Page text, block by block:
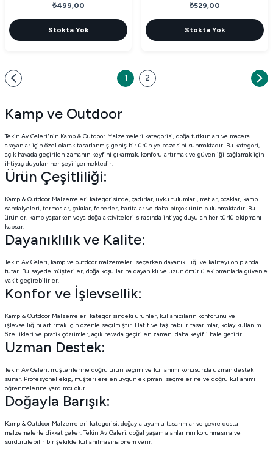
₺499,00
Stokta Yok
₺529,00
Stokta Yok
1 2
Kamp ve Outdoor
Tekin Av Galeri'nin Kamp & Outdoor Malzemeleri kategorisi, doğa tutkunları ve macera
arayanlar için özel olarak tasarlanmış geniş bir ürün yelpazesini sunmaktadır. Bu kategori,
açık havada geçirilen zamanın keyfini çıkarmak, konforu artırmak ve güvenliği sağlamak için
ihtiyaç duyulan her şeyi içermektedir.
Ürün Çeşitliliği:
Kamp & Outdoor Malzemeleri kategorisinde, çadırlar, uyku tulumları, matlar, ocaklar, kamp
sandalyeleri, termoslar, çakılar, fenerler, haritalar ve daha birçok ürün bulunmaktadır. Bu
ürünler, kamp yaparken veya doğa aktiviteleri sırasında ihtiyaç duyulan her türlü ekipmanı
kapsar.
Dayanıklılık ve Kalite:
Tekin Av Galeri, kamp ve outdoor malzemeleri seçerken dayanıklılığı ve kaliteyi ön planda
tutar. Bu sayede müşteriler, doğa koşullarına dayanıklı ve uzun ömürlü ekipmanlarla güvenle
vakit geçirebilirler.
Konfor ve İşlevsellik:
Kamp & Outdoor Malzemeleri kategorisindeki ürünler, kullanıcıların konforunu ve
işlevselliğini artırmak için özenle seçilmiştir. Hafif ve taşınabilir tasarımlar, kolay kullanım
özellikleri ve pratik çözümler, açık havada geçirilen zamanı daha keyifli hale getirir.
Uzman Destek:
Tekin Av Galeri, müşterilerine doğru ürün seçimi ve kullanımı konusunda uzman destek
sunar. Profesyonel ekip, müşterilere en uygun ekipmanı seçmelerine ve doğru kullanımı
öğrenmelerine yardımcı olur.
Doğayla Barışık:
Kamp & Outdoor Malzemeleri kategorisi, doğayla uyumlu tasarımlar ve çevre dostu
malzemelerle dikkat çeker. Tekin Av Galeri, doğal yaşam alanlarının korunmasına ve
sürdürülebilir bir şekilde kullanılmasına önem verir.